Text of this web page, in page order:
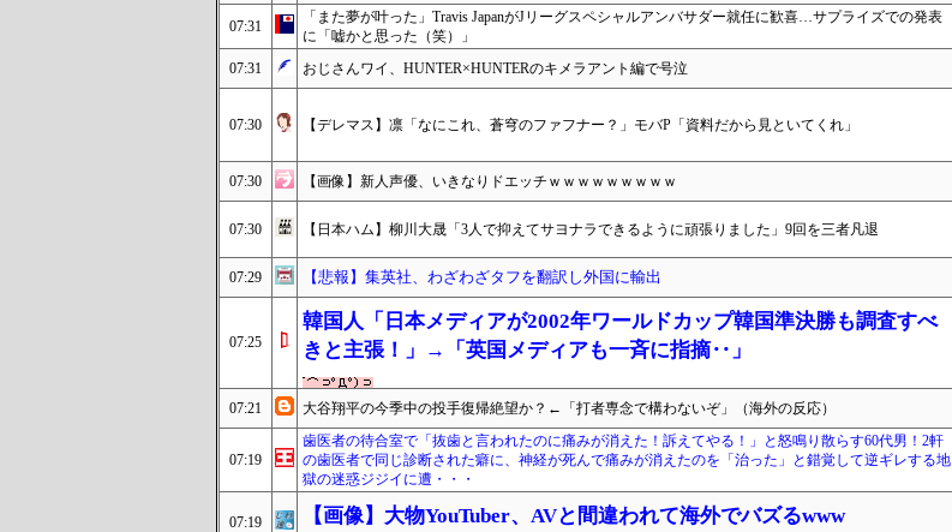
07:31
「また夢が叶った」Travis JapanがJリーグスペシャルアンバサダー就任に歓喜…サプライズでの発表
に「嘘かと思った（笑）」
07:31 おじさんワイ、HUNTER×HUNTERのキメラアント編で号泣
07:30 【デレマス】凛「なにこれ、蒼穹のファフナー？」モバP「資料だから見といてくれ」
07:30 【画像】新人声優、いきなりドエッチｗｗｗｗｗｗｗｗｗ
07:30 【日本ハム】柳川大晟「3人で抑えてサヨナラできるように頑張りました」9回を三者凡退
07:29 【悲報】集英社、わざわざタフを翻訳し外国に輸出
07:25
韓国人「日本メディアが2002年ワールドカップ韓国準決勝も調査すべ
きと主張！」→「英国メディアも一斉に指摘‥」
07:21 大谷翔平の今季中の投手復帰絶望か？←「打者専念で構わないぞ」（海外の反応）
07:19
歯医者の待合室で「抜歯と言われたのに痛みが消えた！訴えてやる！」と怒鳴り散らす60代男！2軒
の歯医者で同じ診断された癖に、神経が死んで痛みが消えたのを「治った」と錯覚して逆ギレする地
獄の迷惑ジジイに遭・・・
07:19 【画像】大物YouTuber、AVと間違われて海外でバズるwww